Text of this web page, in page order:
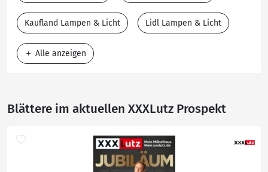
Kaufland Lampen & Licht Lidl Lampen & Licht
Alle anzeigen
Blättere im aktuellen XXXLutz Prospekt